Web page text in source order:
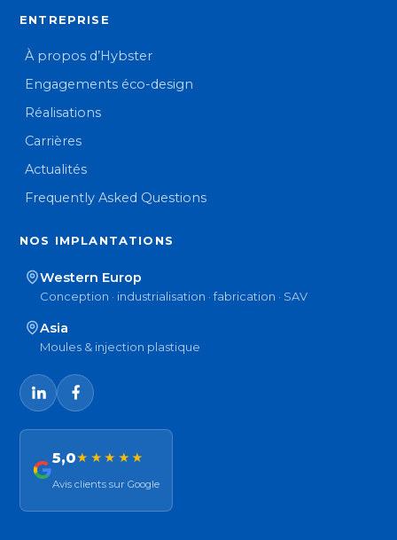
ENTREPRISE
À propos d’Hybster
Engagements éco-design
Réalisations
Carrières
Actualités
Frequently Asked Questions
NOS IMPLANTATIONS
Western Europ
Conception · industrialisation · fabrication · SAV
Asia
Moules & injection plastique
5,0★★★★★
Avis clients sur Google